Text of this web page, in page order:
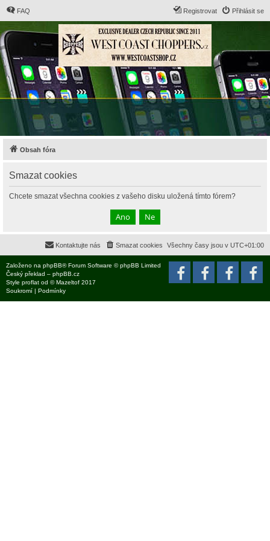
FAQ Přihlásit se
Registrovat
Obsah fóra
Smazat cookies
Chcete smazat všechna cookies z vašeho disku uložená tímto fórem?
Všechny časy jsou v UTC+01:00
Smazat cookies
Kontaktujte nás
Založeno na phpBB® Forum Software © phpBB Limited
Český překlad – phpBB.cz
Style proflat od ©Mazeltof 2017
Soukromí | Podmínky